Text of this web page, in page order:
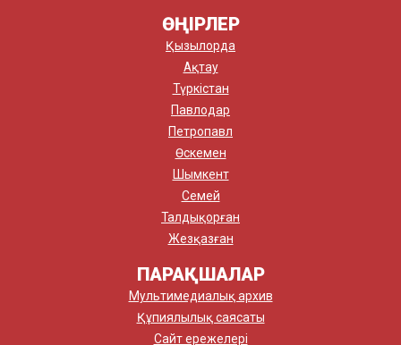
ӨҢІРЛЕР
Қызылорда
Ақтау
Түркістан
Павлодар
Петропавл
Өскемен
Шымкент
Семей
Талдықорған
Жезқазған
ПАРАҚШАЛАР
Мультимедиалық архив
Құпиялылық саясаты
Сайт ережелері